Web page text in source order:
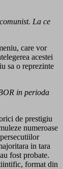
La ce
care vor
acestei
sa o reprezinte
in perioda
de prestigiu
numeroase
in tara
fost probate.
format din